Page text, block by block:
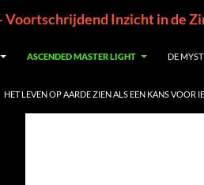
Voortschrijdend Inzicht in de
ASCENDED MASTER LIGHT DE
HET LEVEN OP AARDE ZIEN ALS EEN KANS VOOR